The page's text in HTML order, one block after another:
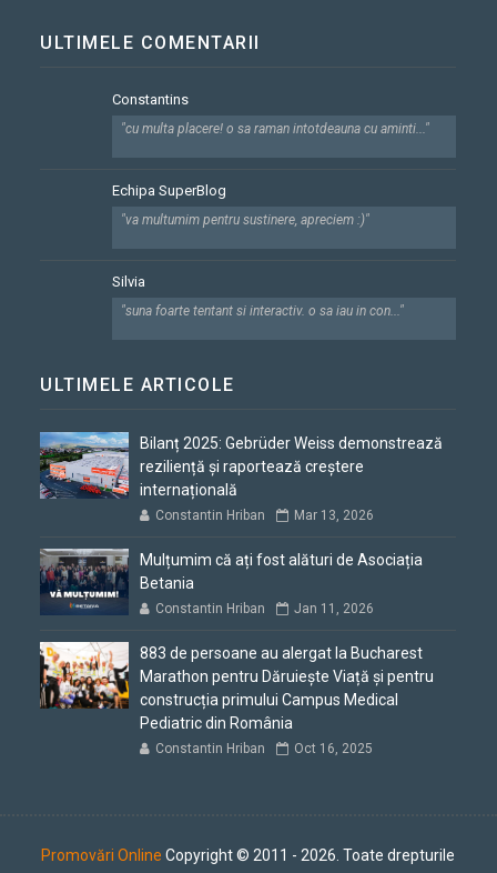
ULTIMELE COMENTARII
Constantins
"cu multa placere! o sa raman intotdeauna cu aminti..."
Echipa SuperBlog
"va multumim pentru sustinere, apreciem :)"
Silvia
"suna foarte tentant si interactiv. o sa iau in con..."
ULTIMELE ARTICOLE
Bilanț 2025: Gebrüder Weiss demonstrează
reziliență și raportează creștere
internațională
Constantin Hriban Mar 13, 2026
Mulțumim că ați fost alături de Asociația
Betania
Constantin Hriban Jan 11, 2026
883 de persoane au alergat la Bucharest
Marathon pentru Dăruiește Viață și pentru
construcția primului Campus Medical
Pediatric din România
Constantin Hriban Oct 16, 2025
Promovări Online Copyright © 2011 - 2026. Toate drepturile